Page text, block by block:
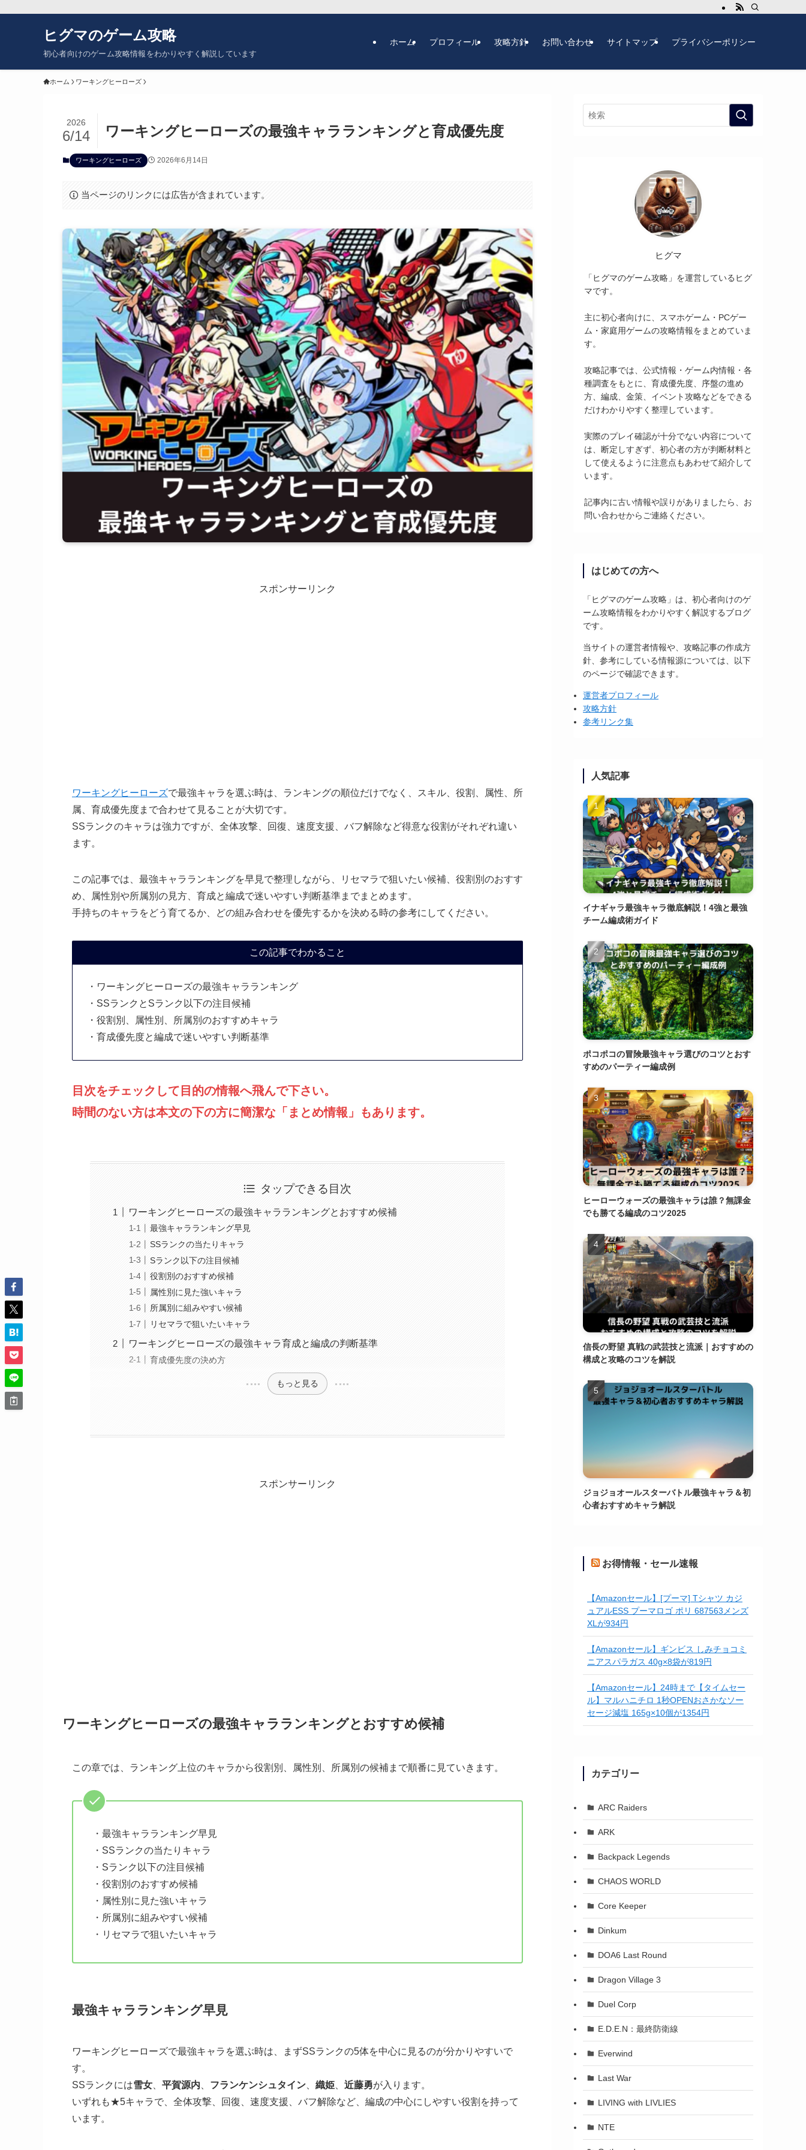
ヒグマのゲーム攻略
初心者向けのゲーム攻略情報をわかりやすく解説しています
ホーム プロフィール 攻略方針 お問い合わせ サイトマップ プライバシーポリシー
ホーム ワーキングヒーローズ
ワーキングヒーローズの最強キャラランキングと育成優先度
2026
6/14
ワーキングヒーローズ 2026年6月14日
当ページのリンクには広告が含まれています。
スポンサーリンク
ワーキングヒーローズで最強キャラを選ぶ時は、ランキングの順位だけでなく、スキル、役割、属性、所
属、育成優先度まで合わせて見ることが大切です。
SSランクのキャラは強力ですが、全体攻撃、回復、速度支援、バフ解除など得意な役割がそれぞれ違い
ます。
この記事では、最強キャラランキングを早見で整理しながら、リセマラで狙いたい候補、役割別のおすす
め、属性別や所属別の見方、育成と編成で迷いやすい判断基準までまとめます。
手持ちのキャラをどう育てるか、どの組み合わせを優先するかを決める時の参考にしてください。
この記事でわかること
・ワーキングヒーローズの最強キャラランキング
・SSランクとSランク以下の注目候補
・役割別、属性別、所属別のおすすめキャラ
・育成優先度と編成で迷いやすい判断基準
目次をチェックして目的の情報へ飛んで下さい。
時間のない方は本文の下の方に簡潔な「まとめ情報」もあります。
タップできる目次
ワーキングヒーローズの最強キャラランキングとおすすめ候補
最強キャラランキング早見
SSランクの当たりキャラ
Sランク以下の注目候補
役割別のおすすめ候補
属性別に見た強いキャラ
所属別に組みやすい候補
リセマラで狙いたいキャラ
ワーキングヒーローズの最強キャラ育成と編成の判断基準
育成優先度の決め方
もっと見る
スポンサーリンク
ワーキングヒーローズの最強キャラランキングとおすすめ候補
この章では、ランキング上位のキャラから役割別、属性別、所属別の候補まで順番に見ていきます。
・最強キャラランキング早見
・SSランクの当たりキャラ
・Sランク以下の注目候補
・役割別のおすすめ候補
・属性別に見た強いキャラ
・所属別に組みやすい候補
・リセマラで狙いたいキャラ
最強キャラランキング早見
ワーキングヒーローズで最強キャラを選ぶ時は、まずSSランクの5体を中心に見るのが分かりやすいで
す。
SSランクには雪女 平賀源内 フランケンシュタイン 織姫 近藤勇が入ります。
いずれも★5キャラで、全体攻撃、回復、速度支援、バフ解除など、編成の中心にしやすい役割を持って
います。
ヒグマ
「ヒグマのゲーム攻略」を運営しているヒグ
マです。
主に初心者向けに、スマホゲーム・PCゲー
ム・家庭用ゲームの攻略情報をまとめていま
す。
攻略記事では、公式情報・ゲーム内情報・各
種調査をもとに、育成優先度、序盤の進め
方、編成、金策、イベント攻略などをできる
だけわかりやすく整理しています。
実際のプレイ確認が十分でない内容について
は、断定しすぎず、初心者の方が判断材料と
して使えるように注意点もあわせて紹介して
います。
記事内に古い情報や誤りがありましたら、お
問い合わせからご連絡ください。
はじめての方へ
「ヒグマのゲーム攻略」は、初心者向けのゲ
ーム攻略情報をわかりやすく解説するブログ
です。
当サイトの運営者情報や、攻略記事の作成方
針、参考にしている情報源については、以下
のページで確認できます。
運営者プロフィール
攻略方針
参考リンク集
人気記事
イナギャラ最強キャラ徹底解説！4強と最強
チーム編成術ガイド
ポコポコの冒険最強キャラ選びのコツとおす
すめのパーティー編成例
ヒーローウォーズの最強キャラは誰？無課金
でも勝てる編成のコツ2025
信長の野望 真戦の武芸技と流派｜おすすめの
構成と攻略のコツを解説
ジョジョオールスターバトル最強キャラ＆初
心者おすすめキャラ解説
お得情報・セール速報
【Amazonセール】[プーマ] Tシャツ カジ
ュアルESS プーマロゴ ポリ 687563メンズ
XLが934円
【Amazonセール】ギンビス しみチョコミ
ニアスパラガス 40g×8袋が819円
【Amazonセール】24時まで【タイムセー
ル】マルハニチロ 1秒OPENおさかなソー
セージ減塩 165g×10個が1354円
カテゴリー
ARC Raiders
ARK
Backpack Legends
CHAOS WORLD
Core Keeper
Dinkum
DOA6 Last Round
Dragon Village 3
Duel Corp
E.D.E.N：最終防衛線
Everwind
Last War
LIVING with LIVLIES
NTE